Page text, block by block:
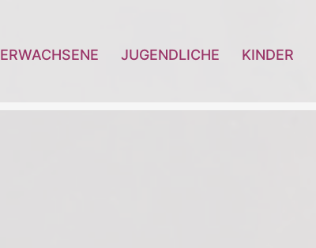
ERWACHSENE JUGENDLICHE KINDER